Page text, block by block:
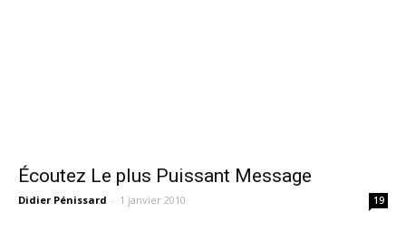
Écoutez Le plus Puissant Message
Didier Pénissard - 1 janvier 2010 19